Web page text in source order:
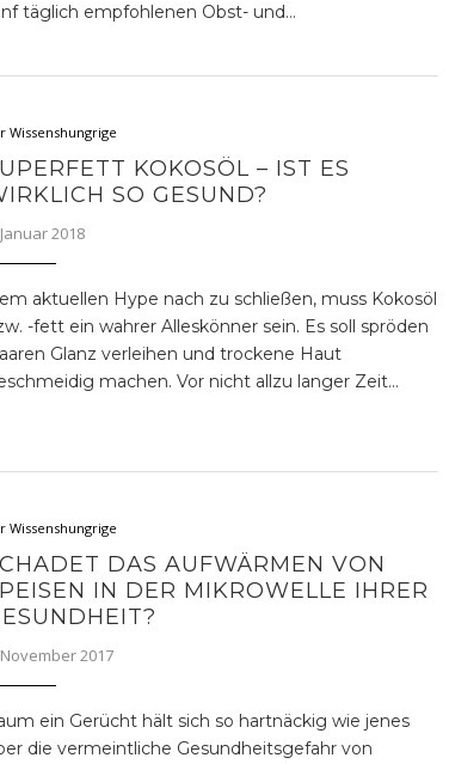
täglich empfohlenen Obst- und…
Wissenshungrige
KOKOSÖL – IST ES
SO GESUND?
2018
aktuellen Hype nach zu schließen, muss Kokosöl
-fett ein wahrer Alleskönner sein. Es soll spröden
Glanz verleihen und trockene Haut
machen. Vor nicht allzu langer Zeit…
Wissenshungrige
DAS AUFWÄRMEN VON
IN DER MIKROWELLE IHRER
2017
ein Gerücht hält sich so hartnäckig wie jenes
die vermeintliche Gesundheitsgefahr von